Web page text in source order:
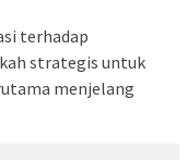
terhadap
strategis untuk
menjelang